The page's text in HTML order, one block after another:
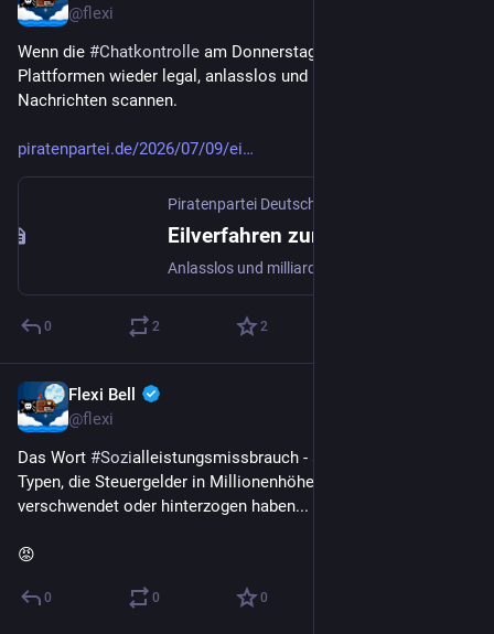
@flexi
Wenn die #Chatkontrolle am Donnerstag durchgeht, dürfen
Plattformen wieder legal, anlasslos und milliardenfach private
Nachrichten scannen.
piratenpartei.de/2026/07/09/ei
Piratenpartei Deutschland
0 2 2
Flexi Bell
@flexi
Das Wort #Sozi­alleis­tungs­miss­brauch - aus dem Mund von
Typen, die Steuergelder in Millionenhöhe veruntreut,
verschwendet oder hinterzogen haben...
😡
0 0 0